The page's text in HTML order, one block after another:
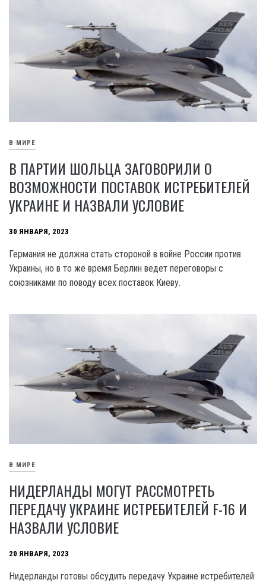
В МИРЕ
В ПАРТИИ ШОЛЬЦА ЗАГОВОРИЛИ О
ВОЗМОЖНОСТИ ПОСТАВОК ИСТРЕБИТЕЛЕЙ
УКРАИНЕ И НАЗВАЛИ УСЛОВИЕ
30 ЯНВАРЯ, 2023
Германия не должна стать стороной в войне России против
Украины, но в то же время Берлин ведет переговоры с
союзниками по поводу всех поставок Киеву.
В МИРЕ
НИДЕРЛАНДЫ МОГУТ РАССМОТРЕТЬ
ПЕРЕДАЧУ УКРАИНЕ ИСТРЕБИТЕЛЕЙ F-16 И
НАЗВАЛИ УСЛОВИЕ
20 ЯНВАРЯ, 2023
Нидерланды готовы обсудить передачу Украине истребителей